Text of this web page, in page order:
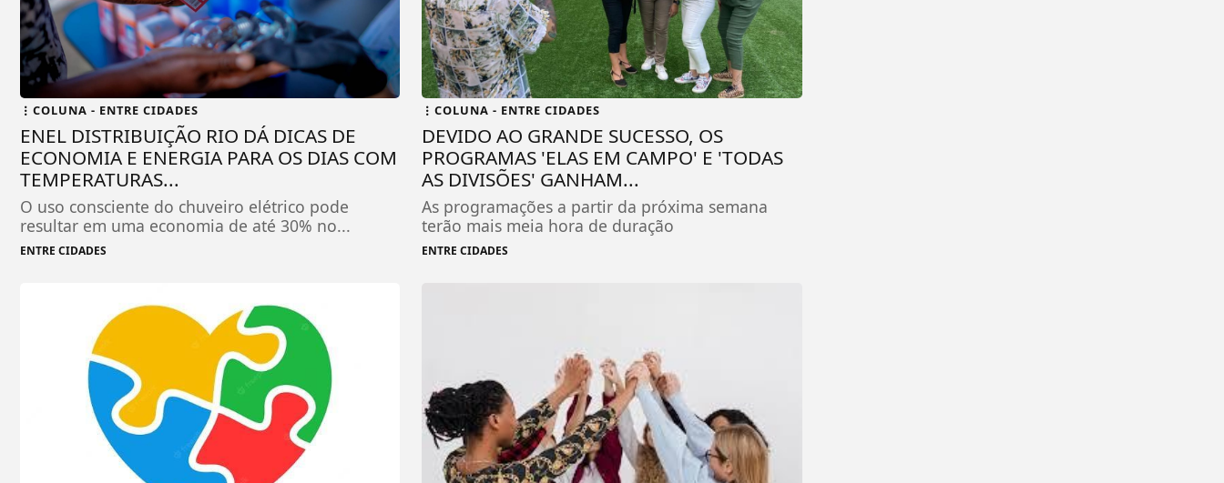
COLUNA - ENTRE CIDADES
ENEL DISTRIBUIÇÃO RIO DÁ DICAS DE
ECONOMIA E ENERGIA PARA OS DIAS COM
TEMPERATURAS...
O uso consciente do chuveiro elétrico pode
resultar em uma economia de até 30% no...
ENTRE CIDADES
COLUNA - ENTRE CIDADES
DEVIDO AO GRANDE SUCESSO, OS
PROGRAMAS 'ELAS EM CAMPO' E 'TODAS
AS DIVISÕES' GANHAM...
As programações a partir da próxima semana
terão mais meia hora de duração
ENTRE CIDADES